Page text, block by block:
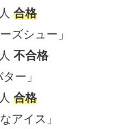
合格
ズシュー」
不合格
ー」
合格
アイス」